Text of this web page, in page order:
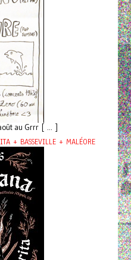
au Grrr [ ... ]
+ BASSEVILLE + MALÉORE